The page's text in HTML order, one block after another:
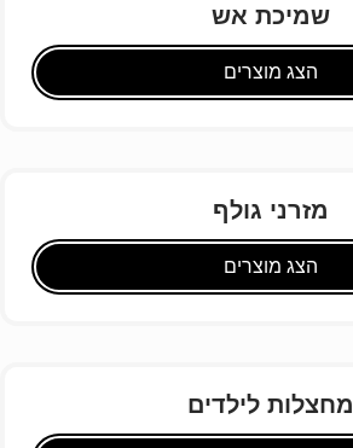
שמיכת אש
הצג מוצרים
מזרני גולף
הצג מוצרים
מחצלות לילדים